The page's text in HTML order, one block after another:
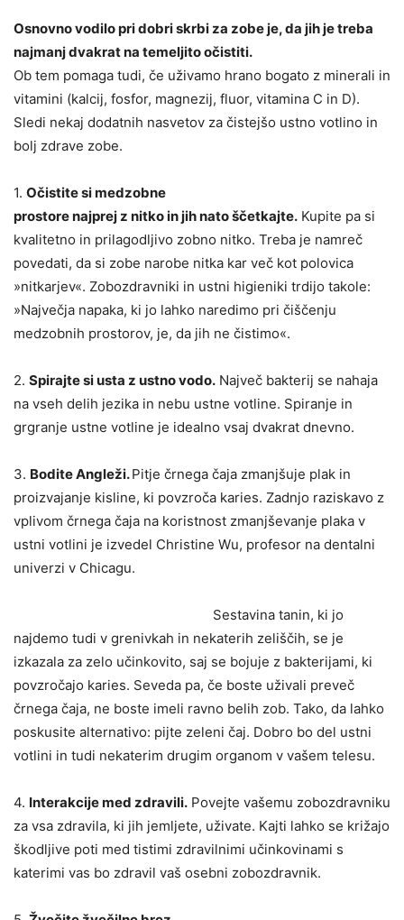
Osnovno vodilo pri dobri skrbi za zobe je, da jih je treba
najmanj dvakrat na temeljito očistiti.
Ob tem pomaga tudi, če uživamo hrano bogato z minerali in
vitamini (kalcij, fosfor, magnezij, fluor, vitamina C in D).
Sledi nekaj dodatnih nasvetov za čistejšo ustno votlino in
bolj zdrave zobe.
1. Očistite si medzobne
prostore najprej z nitko in jih nato ščetkajte. Kupite pa si
kvalitetno in prilagodljivo zobno nitko. Treba je namreč
povedati, da si zobe narobe nitka kar več kot polovica
»nitkarjev«. Zobozdravniki in ustni higieniki trdijo takole:
»Največja napaka, ki jo lahko naredimo pri čiščenju
medzobnih prostorov, je, da jih ne čistimo«.
2. Spirajte si usta z ustno vodo. Največ bakterij se nahaja
na vseh delih jezika in nebu ustne votline. Spiranje in
grgranje ustne votline je idealno vsaj dvakrat dnevno.
3. Bodite Angleži.Pitje črnega čaja zmanjšuje plak in
proizvajanje kisline, ki povzroča karies. Zadnjo raziskavo z
vplivom črnega čaja na koristnost zmanjševanje plaka v
ustni votlini je izvedel Christine Wu, profesor na dentalni
univerzi v Chicagu.
Sestavina tanin, ki jo
najdemo tudi v grenivkah in nekaterih zeliščih, se je
izkazala za zelo učinkovito, saj se bojuje z bakterijami, ki
povzročajo karies. Seveda pa, če boste uživali preveč
črnega čaja, ne boste imeli ravno belih zob. Tako, da lahko
poskusite alternativo: pijte zeleni čaj. Dobro bo del ustni
votlini in tudi nekaterim drugim organom v vašem telesu.
4. Interakcije med zdravili. Povejte vašemu zobozdravniku
za vsa zdravila, ki jih jemljete, uživate. Kajti lahko se križajo
škodljive poti med tistimi zdravilnimi učinkovinami s
katerimi vas bo zdravil vaš osebni zobozdravnik.